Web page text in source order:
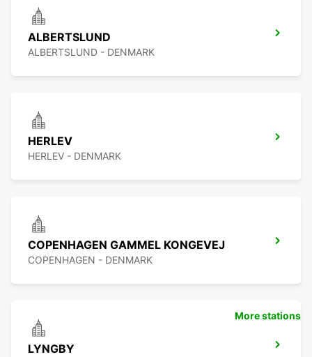
ALBERTSLUND
ALBERTSLUND - DENMARK
HERLEV
HERLEV - DENMARK
COPENHAGEN GAMMEL KONGEVEJ
COPENHAGEN - DENMARK
LYNGBY
More stations